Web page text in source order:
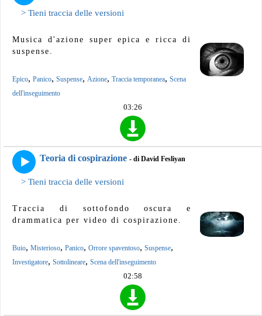
> Tieni traccia delle versioni
Musica d'azione super epica e ricca di
suspense.
Epico, Panico, Suspense, Azione, Traccia temporanea, Scena
dell'inseguimento
03:26
Teoria di cospirazione - di David Fesliyan
> Tieni traccia delle versioni
Traccia di sottofondo oscura e
drammatica per video di cospirazione.
Buio, Misterioso, Panico, Orrore spaventoso, Suspense,
Investigatore, Sottolineare, Scena dell'inseguimento
02:58